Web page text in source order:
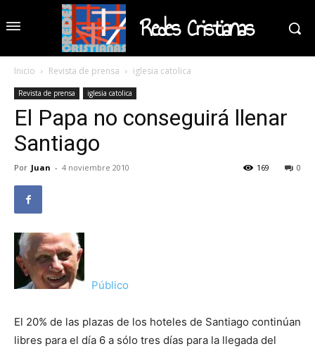
Redes Cristianas
Inicio Revista de prensa iglesia catolica
Revista de prensa iglesia catolica
El Papa no conseguirá llenar
Santiago
Por Juan - 4 noviembre 2010 0
169
Público
El 20% de las plazas de los hoteles de Santiago continúan
libres para el día 6 a sólo tres días para la llegada del